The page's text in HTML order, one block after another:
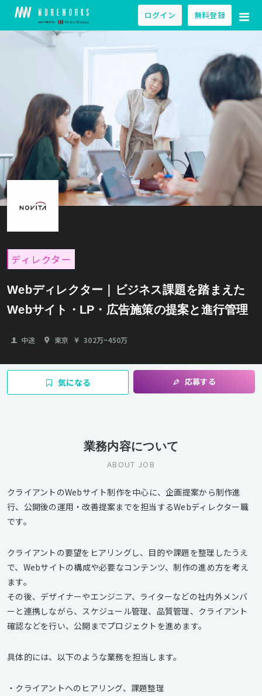
ログイン 無料登録
ディレクター
Webディレクター｜ビジネス課題を踏まえた
Webサイト・LP・広告施策の提案と進行管理
中途 東京 302万~450万
気になる 応募する
業務内容について
ABOUT JOB
クライアントのWebサイト制作を中心に、企画提案から制作進
行、公開後の運用・改善提案までを担当するWebディレクター職
です。
クライアントの要望をヒアリングし、目的や課題を整理したうえ
で、Webサイトの構成や必要なコンテンツ、制作の進め方を考え
ます。
その後、デザイナーやエンジニア、ライターなどの社内外メンバ
ーと連携しながら、スケジュール管理、品質管理、クライアント
確認などを行い、公開までプロジェクトを進めます。
具体的には、以下のような業務を担当します。
・クライアントへのヒアリング、課題整理